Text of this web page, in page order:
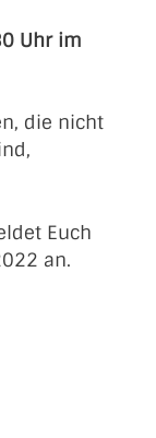
Uhr im
die nicht
Euch
an.